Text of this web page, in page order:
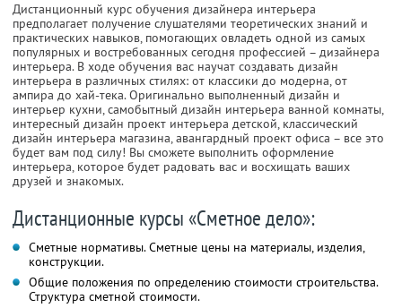
Дистанционный курс обучения дизайнера интерьера
предполагает получение слушателями теоретических знаний и
практических навыков, помогающих овладеть одной из самых
популярных и востребованных сегодня профессией – дизайнера
интерьера. В ходе обучения вас научат создавать дизайн
интерьера в различных стилях: от классики до модерна, от
ампира до хай-тека. Оригинально выполненный дизайн и
интерьер кухни, самобытный дизайн интерьера ванной комнаты,
интересный дизайн проект интерьера детской, классический
дизайн интерьера магазина, авангардный проект офиса – все это
будет вам под силу! Вы сможете выполнить оформление
интерьера, которое будет радовать вас и восхищать ваших
друзей и знакомых.
Дистанционные курсы «Сметное дело»:
Сметные нормативы. Сметные цены на материалы, изделия,
конструкции.
Общие положения по определению стоимости строительства.
Структура сметной стоимости.